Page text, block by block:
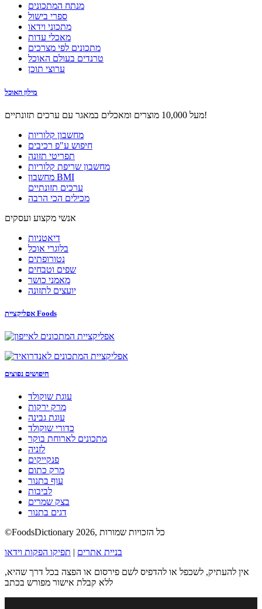
מנתח המתכונים
ספרי בישול
מתכוני וידאו
מאכלי עדות
מתכונים לפי מצרכים
טרנדים בעולם האוכל
ערוצי תוכן
מילון האוכל
מעל 10,000 מוצרים ומאכלים במאגר עם ערכים תזונתיים!
מחשבון קלוריות
חיפוש ע"פ רכיבים
תפריטי תזונה
מחשבון שריפת קלוריות
מחשבון BMI
ערכים תזונתיים
מכילים הכי הרבה
אנשי מקצוע ועסקים
דיאטניות
בלוגרי אוכל
נטורופתים
שפים וטבחים
מאמני כושר
יועצים לתזונה
אפליקציית Foods
חיפושים נפוצים
עוגת שוקולד
מרק ירקות
עוגת גבינה
כדורי שוקולד
מתכונים לארוחת בוקר
לזניה
פנקייקים
מרק כתום
עוף בתנור
לביבות
בצק שמרים
דגים בתנור
©FoodsDictionary 2026, כל הזכויות שמורות
בניית אתרים
תפיקו הפקות וידאו
אין להעתיק, לשכפל או להדפיס לשם פירסום או הפצה בכל דרך שהיא,
ללא קבלת אישור מפורש בכתב